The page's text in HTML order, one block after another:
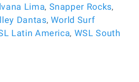
Lima, Snapper Rocks,
Dantas, World Surf
Latin America, WSL South